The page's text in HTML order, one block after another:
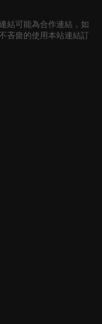
結可能為合作連結，如
吝嗇的使用本站連結訂